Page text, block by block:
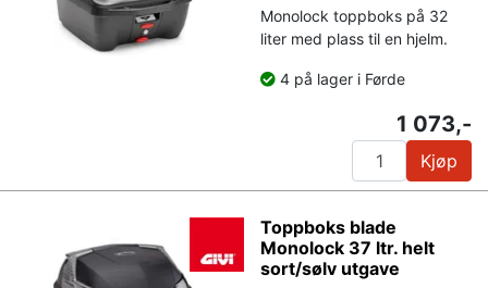
Monolock toppboks på 32
liter med plass til en hjelm.
4 på lager i Førde
1 073,-
Kjøp
Toppboks blade
Monolock 37 ltr. helt
sort/sølv utgave